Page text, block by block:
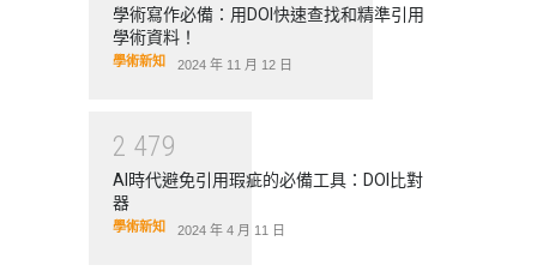
學術寫作必備：用DOI快速查找和精準引用
學術資料！
學術新知 2024 年 11 月 12 日
2 479
AI時代避免引用瑕疵的必備工具：DOI比對
器
學術新知 2024 年 4 月 11 日